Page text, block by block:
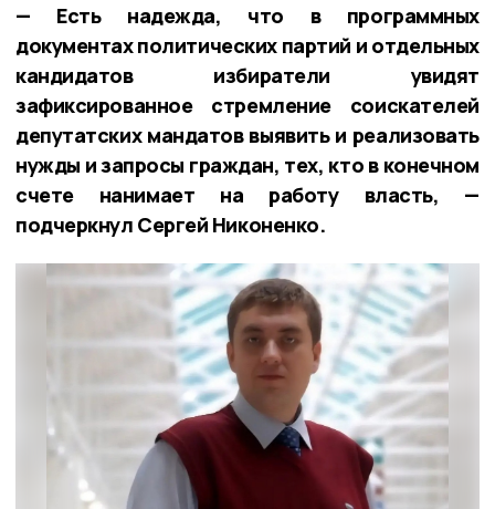
— Есть надежда, что в программных
документах политических партий и отдельных
кандидатов избиратели увидят
зафиксированное стремление соискателей
депутатских мандатов выявить и реализовать
нужды и запросы граждан, тех, кто в конечном
счете нанимает на работу власть, —
подчеркнул Сергей Никоненко.